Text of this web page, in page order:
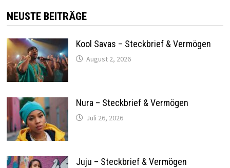
NEUSTE BEITRÄGE
Kool Savas – Steckbrief & Vermögen
August 2, 2026
Nura – Steckbrief & Vermögen
Juli 26, 2026
Juju – Steckbrief & Vermögen